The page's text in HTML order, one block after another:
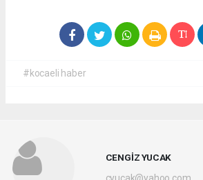
#kocaeli haber
CENGİZ YUCAK